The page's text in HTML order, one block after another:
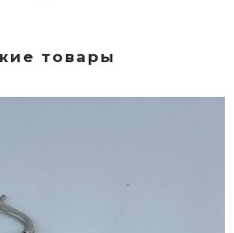
товары